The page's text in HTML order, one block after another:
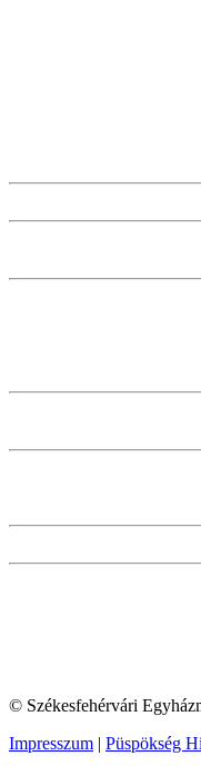
© Székesfehérvári
Impresszum | Püspökség